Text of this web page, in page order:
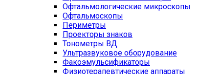
Офтальмологические микроскопы
Офтальмоскопы
Периметры
Проекторы знаков
Тонометры ВД
Ультразвуковое оборудование
Факоэмульсификаторы
Физиотерапевтические аппараты